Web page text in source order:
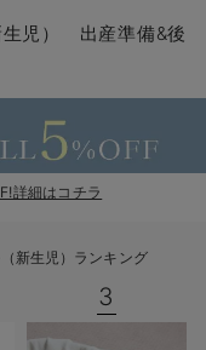
パジャマ
雑貨
ベビー
ツィード派
セットアップ派
セット
ワーク・オフィス
フォーマル / オケー
あったかアイテム｜
女の子におススメの
定番ギフト
もらって嬉しいギフト
レギンス・タイツ
あったか度◎
裏起毛素材
生児） 出産準備&後
詳細はコチラ
新生児）ランキング
3